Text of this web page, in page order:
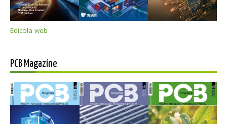
Edicola web
PCB Magazine